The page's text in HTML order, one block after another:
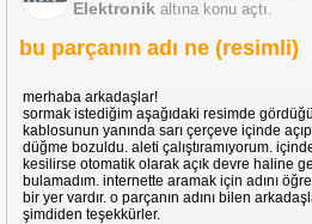
Elektronik altına konu açtı.
bu parçanın adı ne (resimli)
merhaba arkadaşlar!
sormak istediğim aşağıdaki resimde
kablosunun yanında sarı çerçeve içinde
düğme bozuldu. aleti çalıştıramıyorum.
kesilirse otomatik olarak açık devre haline
bulamadım. internette aramak için adını
bir yer vardır. o parçanın adını bilen
şimdiden teşekkürler.